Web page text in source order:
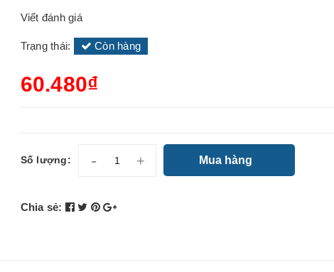
Viết đánh giá
Trạng thái: Còn hàng
60.480₫
Số lượng: - + Mua hàng
Chia sẻ: